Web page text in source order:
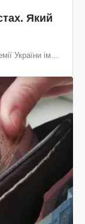
Який
України ім.